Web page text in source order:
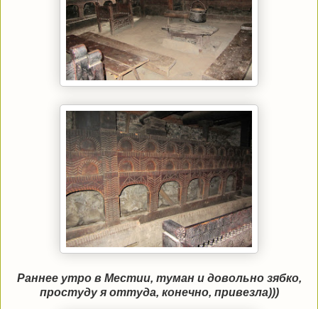
Раннее утро в Местии, туман и довольно зябко,
простуду я оттуда, конечно, привезла)))